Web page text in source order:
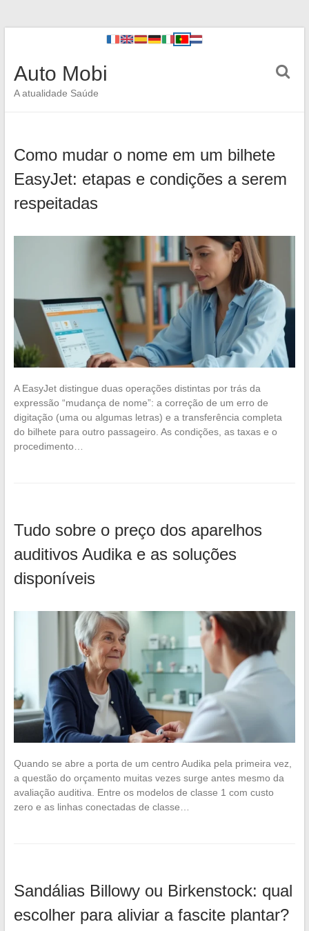
Auto Mobi
A atualidade Saúde
Como mudar o nome em um bilhete
EasyJet: etapas e condições a serem
respeitadas
A EasyJet distingue duas operações distintas por trás da
expressão “mudança de nome”: a correção de um erro de
digitação (uma ou algumas letras) e a transferência completa
do bilhete para outro passageiro. As condições, as taxas e o
procedimento…
Tudo sobre o preço dos aparelhos
auditivos Audika e as soluções
disponíveis
Quando se abre a porta de um centro Audika pela primeira vez,
a questão do orçamento muitas vezes surge antes mesmo da
avaliação auditiva. Entre os modelos de classe 1 com custo
zero e as linhas conectadas de classe…
Sandálias Billowy ou Birkenstock: qual
escolher para aliviar a fascite plantar?